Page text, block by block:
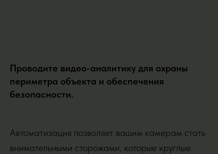
Проводите видео-аналитику для охраны
периметра объекта и обеспечения
безопасности.
Автоматизация позволяет вашим камерам стать
внимательными сторожами, которые круглые